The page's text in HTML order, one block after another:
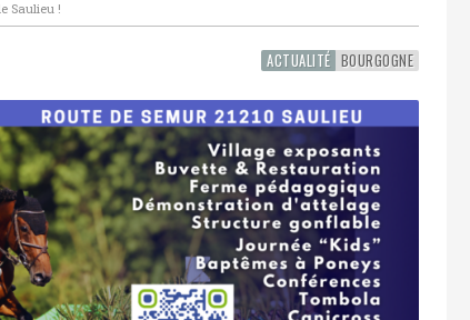
Saulieu !
ACTUALITÉ BOURGOGNE